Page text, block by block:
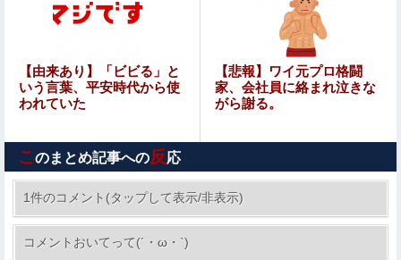
夫さん、妻に「天井のシミ数えてれば終わるでな」と押し
倒されて性行為 → 凄いことになるｗｗｗｗｗ
日本をダメにした総理大臣と言えば？他
【閲覧注意】サッカーの試合中に落雷、選手1人が即死す
る瞬間が「伝説級の映像」だと話題に・・・
【画像】 このハゲにやられたJKがたくさんいる
という事実
【由来あり】「ビビる」と
いう言葉、平安時代から使
われていた
【悲報】ワイ元プロ格闘
家、会社員に絡まれ泣きな
がら謝る。
こ のまとめ記事への反応
1件のコメント(タップして表示/非表示)
コメントおいてって(´・ω・`)